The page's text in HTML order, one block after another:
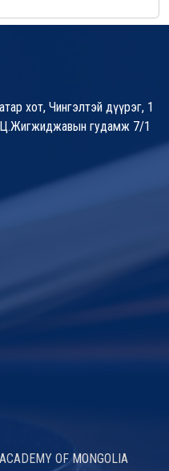
хот, Чингэлтэй дүүрэг, 1
Ц.Жигжиджавын гудамж 7/1
OF MONGOLIA